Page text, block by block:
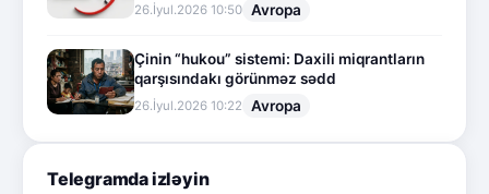
26.İyul.2026 10:50 Avropa
Çinin “hukou” sistemi: Daxili miqrantların
qarşısındakı görünməz sədd
26.İyul.2026 10:22 Avropa
Telegramda izləyin